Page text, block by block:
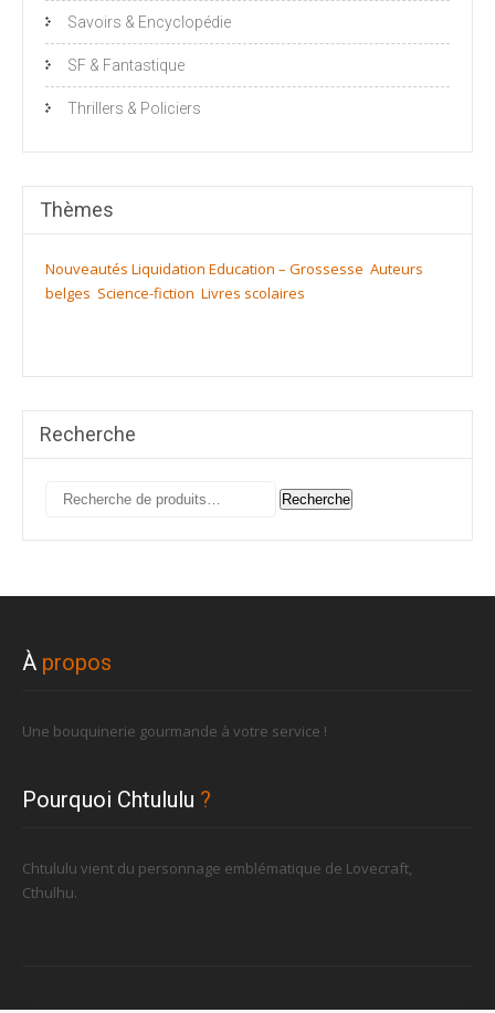
Savoirs & Encyclopédie
SF & Fantastique
Thrillers & Policiers
Thèmes
Nouveautés Liquidation Education – Grossesse Auteurs
belges Science-fiction Livres scolaires
Recherche
Recherche
Recherche
À propos
Une bouquinerie gourmande à votre service !
Pourquoi Chtululu ?
Chtululu vient du personnage emblématique de Lovecraft,
Cthulhu.